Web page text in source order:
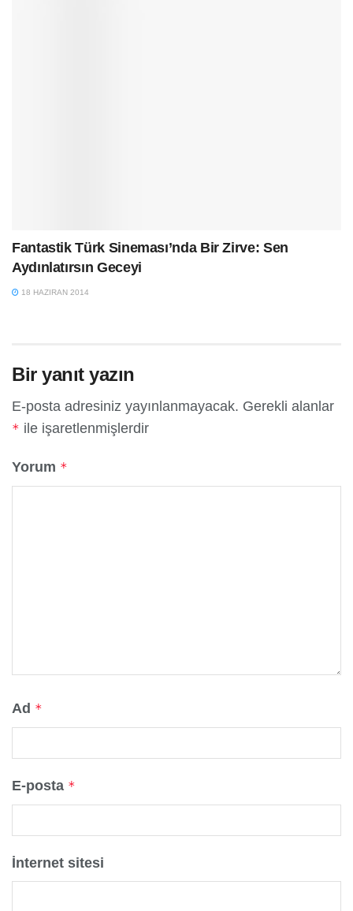
Fantastik Türk Sineması’nda Bir Zirve: Sen
Aydınlatırsın Geceyi
18 HAZIRAN 2014
Bir yanıt yazın
E-posta adresiniz yayınlanmayacak. Gerekli alanlar
* ile işaretlenmişlerdir
Yorum *
Ad *
E-posta *
İnternet sitesi